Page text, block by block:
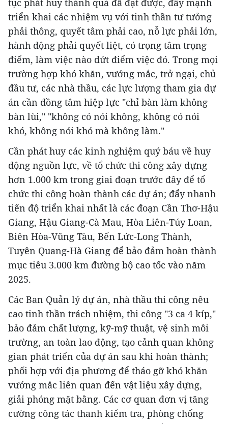
triển khai các nhiệm vụ với tinh thần tư tưởng
phải thông, quyết tâm phải cao, nỗ lực phải lớn,
hành động phải quyết liệt, có trọng tâm trọng
điểm, làm việc nào dứt điểm việc đó. Trong mọi
trường hợp khó khăn, vướng mắc, trở ngại, chủ
đầu tư, các nhà thầu, các lực lượng tham gia dự
án cần đồng tâm hiệp lực "chỉ bàn làm không
bàn lùi," "không có nói không, không có nói
khó, không nói khó mà không làm."
Cần phát huy các kinh nghiệm quý báu về huy
động nguồn lực, về tổ chức thi công xây dựng
hơn 1.000 km trong giai đoạn trước đây để tổ
chức thi công hoàn thành các dự án; đẩy nhanh
tiến độ triển khai nhất là các đoạn Cần Thơ-Hậu
Giang, Hậu Giang-Cà Mau, Hòa Liên-Túy Loan,
Biên Hòa-Vũng Tàu, Bến Lức-Long Thành,
Tuyên Quang-Hà Giang để bảo đảm hoàn thành
mục tiêu 3.000 km đường bộ cao tốc vào năm
2025.
Các Ban Quản lý dự án, nhà thầu thi công nêu
cao tinh thần trách nhiệm, thi công "3 ca 4 kíp,"
bảo đảm chất lượng, kỹ-mỹ thuật, vệ sinh môi
trường, an toàn lao động, tạo cảnh quan không
gian phát triển của dự án sau khi hoàn thành;
phối hợp với địa phương để tháo gỡ khó khăn
vướng mắc liên quan đến vật liệu xây dựng,
giải phóng mặt bằng. Các cơ quan đơn vị tăng
cường công tác thanh kiểm tra, phòng chống